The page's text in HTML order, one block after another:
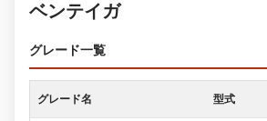
ベンテイガ
グレード一覧
グレード名 型式